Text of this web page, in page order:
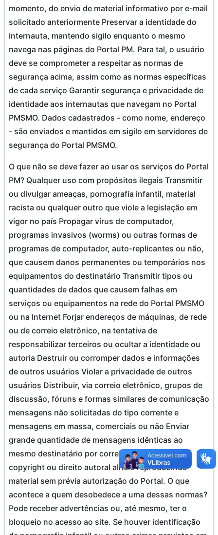
momento, do envio de material informativo por e-mail
solicitado anteriormente Preservar a identidade do
internauta, mantendo sigilo enquanto o mesmo
navega nas páginas do Portal PM. Para tal, o usuário
deve se comprometer a respeitar as normas de
segurança acima, assim como as normas específicas
de cada serviço Garantir segurança e privacidade de
identidade aos internautas que navegam no Portal
PMSMO. Dados cadastrados - como nome, endereço
- são enviados e mantidos em sigilo em servidores de
segurança do Portal PMSMO.
O que não se deve fazer ao usar os serviços do Portal
PM? Qualquer uso com propósitos ilegais Transmitir
ou divulgar ameaças, pornografia infantil, material
racista ou qualquer outro que viole a legislação em
vigor no país Propagar vírus de computador,
programas invasivos (worms) ou outras formas de
programas de computador, auto-replicantes ou não,
que causem danos permanentes ou temporários nos
equipamentos do destinatário Transmitir tipos ou
quantidades de dados que causem falhas em
serviços ou equipamentos na rede do Portal PMSMO
ou na Internet Forjar endereços de máquinas, de rede
ou de correio eletrônico, na tentativa de
responsabilizar terceiros ou ocultar a identidade ou
autoria Destruir ou corromper dados e informações
de outros usuários Violar a privacidade de outros
usuários Distribuir, via correio eletrônico, grupos de
discussão, fóruns e formas similares de comunicação
mensagens não solicitadas do tipo corrente e
mensagens em massa, comerciais ou não Enviar
grande quantidade de mensagens idênticas ao
mesmo destinatário por correio eletrônico Violar
copyright ou direito autoral alheio reproduzindo
material sem prévia autorização do Portal. O que
acontece a quem desobedece a uma dessas normas?
Pode receber advertências ou, até mesmo, ter o
bloqueio no acesso ao site. Se houver identificação